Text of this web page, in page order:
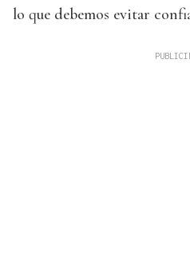
lo que debemos evitar